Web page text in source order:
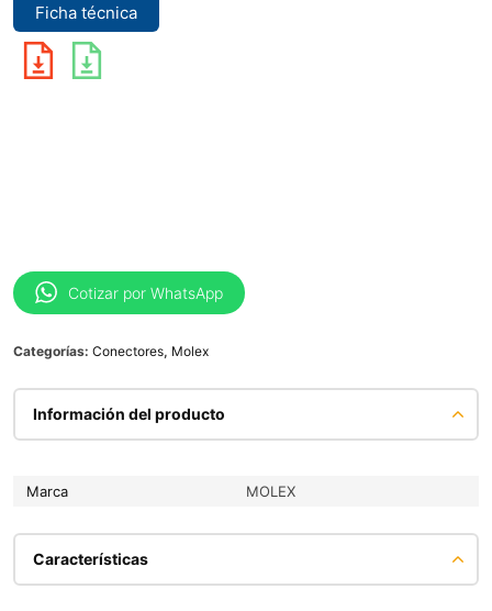
Ficha técnica
Cotizar por WhatsApp
Categorías: Conectores, Molex
Información del producto
Marca MOLEX
Características